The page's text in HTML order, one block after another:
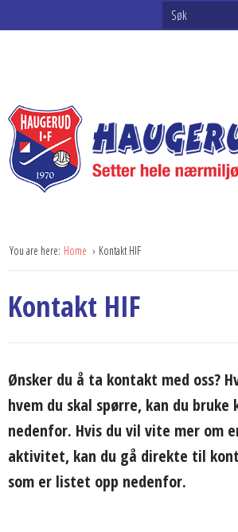
You are here: Home Kontakt HIF
Kontakt HIF
Ønsker du å ta kontakt med oss?
hvem du skal spørre, kan du
nedenfor. Hvis du vil vite mer om
aktivitet, kan du gå direkte til
som er listet opp nedenfor.